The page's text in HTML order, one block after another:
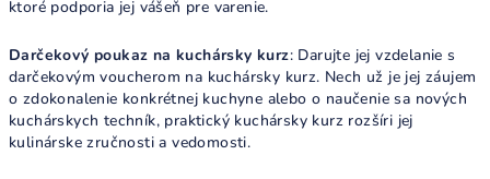
ktoré podporia jej vášeň pre varenie.
Darčekový poukaz na kuchársky kurz: Darujte jej vzdelanie s
darčekovým voucherom na kuchársky kurz. Nech už je jej záujem
o zdokonalenie konkrétnej kuchyne alebo o naučenie sa nových
kuchárskych techník, praktický kuchársky kurz rozšíri jej
kulinárske zručnosti a vedomosti.